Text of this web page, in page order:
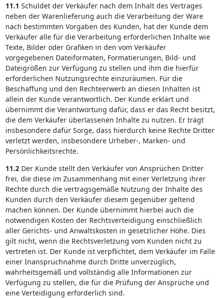
11.1 Schuldet der Verkäufer nach dem Inhalt des Vertrages
neben der Warenlieferung auch die Verarbeitung der Ware
nach bestimmten Vorgaben des Kunden, hat der Kunde dem
Verkäufer alle für die Verarbeitung erforderlichen Inhalte wie
Texte, Bilder oder Grafiken in den vom Verkäufer
vorgegebenen Dateiformaten, Formatierungen, Bild- und
Dateigrößen zur Verfügung zu stellen und ihm die hierfür
erforderlichen Nutzungsrechte einzuräumen. Für die
Beschaffung und den Rechteerwerb an diesen Inhalten ist
allein der Kunde verantwortlich. Der Kunde erklärt und
übernimmt die Verantwortung dafür, dass er das Recht besitzt,
die dem Verkäufer überlassenen Inhalte zu nutzen. Er trägt
insbesondere dafür Sorge, dass hierdurch keine Rechte Dritter
verletzt werden, insbesondere Urheber-, Marken- und
Persönlichkeitsrechte.
11.2Der Kunde stellt den Verkäufer von Ansprüchen Dritter
frei, die diese im Zusammenhang mit einer Verletzung ihrer
Rechte durch die vertragsgemäße Nutzung der Inhalte des
Kunden durch den Verkäufer diesem gegenüber geltend
machen können. Der Kunde übernimmt hierbei auch die
notwendigen Kosten der Rechtsverteidigung einschließlich
aller Gerichts- und Anwaltskosten in gesetzlicher Höhe. Dies
gilt nicht, wenn die Rechtsverletzung vom Kunden nicht zu
vertreten ist. Der Kunde ist verpflichtet, dem Verkäufer im Falle
einer Inanspruchnahme durch Dritte unverzüglich,
wahrheitsgemäß und vollständig alle Informationen zur
Verfügung zu stellen, die für die Prüfung der Ansprüche und
eine Verteidigung erforderlich sind.